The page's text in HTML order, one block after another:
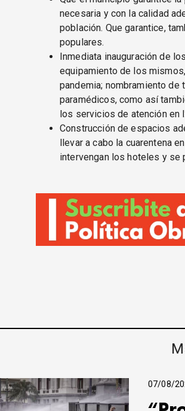
necesaria y con la calidad
población. Que garantice,
populares.
Inmediata inauguración de
equipamiento de los
pandemia; nombramiento
paramédicos, como así
los servicios de atención en
Construcción de espacios
llevar a cabo la cuarentena
intervengan los hoteles y se
07/08/